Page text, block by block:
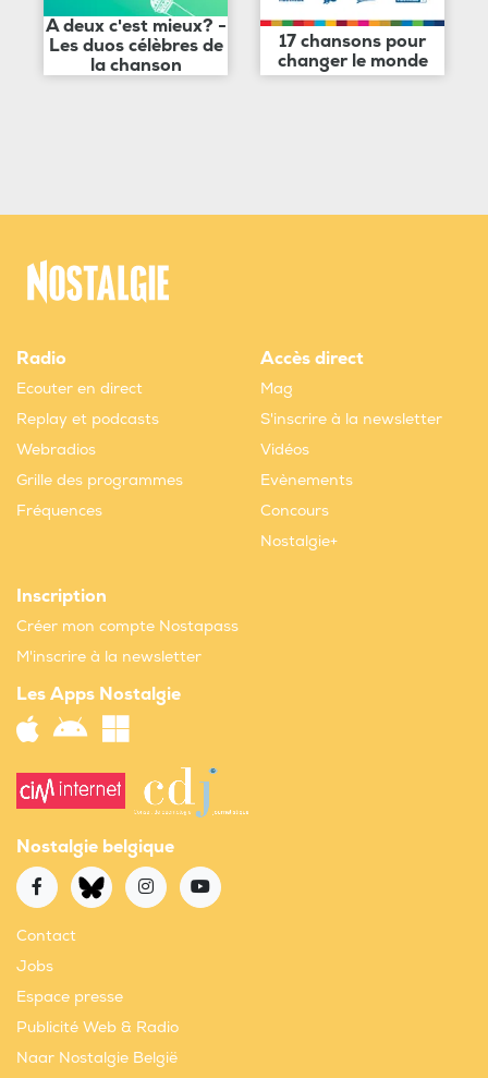
A deux c'est mieux? -
Les duos célèbres de
la chanson
17 chansons pour
changer le monde
Radio
Ecouter en direct
Replay et podcasts
Webradios
Grille des programmes
Fréquences
Accès direct
Mag
S'inscrire à la newsletter
Vidéos
Evènements
Concours
Nostalgie+
Inscription
Créer mon compte Nostapass
M'inscrire à la newsletter
Les Apps Nostalgie
Nostalgie belgique
Contact
Jobs
Espace presse
Publicité Web & Radio
Naar Nostalgie België